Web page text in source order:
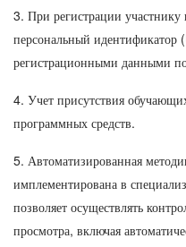
3. При регистрации участнику
персональный идентификатор
регистрационными данными
4. Учет присутствия
программных средств.
5. Автоматизированная
имплементирована в
позволяет осуществлять
просмотра, включая